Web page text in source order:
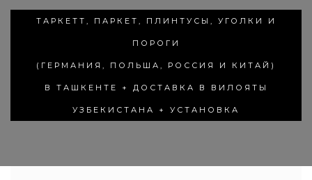
ТАРКЕТТ, ПАРКЕТ, ПЛИНТУСЫ, УГОЛКИ И
ПОРОГИ
(ГЕРМАНИЯ, ПОЛЬША, РОССИЯ И КИТАЙ)
В ТАШКЕНТЕ + ДОСТАВКА В ВИЛОЯТЫ
УЗБЕКИСТАНА + УСТАНОВКА